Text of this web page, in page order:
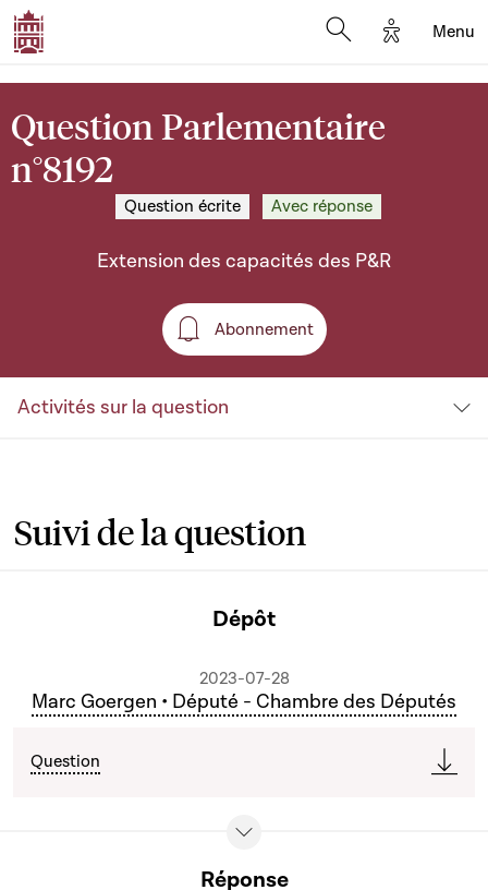
Options
Menu
Question Parlementaire
n°8192
Question écrite Avec réponse
Extension des capacités des P&R
Abonnement
Abonnement
Activités sur la question
Suivi de la question
Dépôt
2023-07-28
Marc Goergen • Député - Chambre des Députés
Question
Réponse